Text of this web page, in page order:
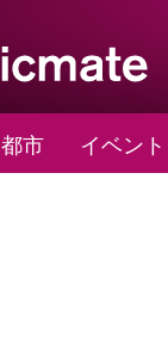
都市 イベント